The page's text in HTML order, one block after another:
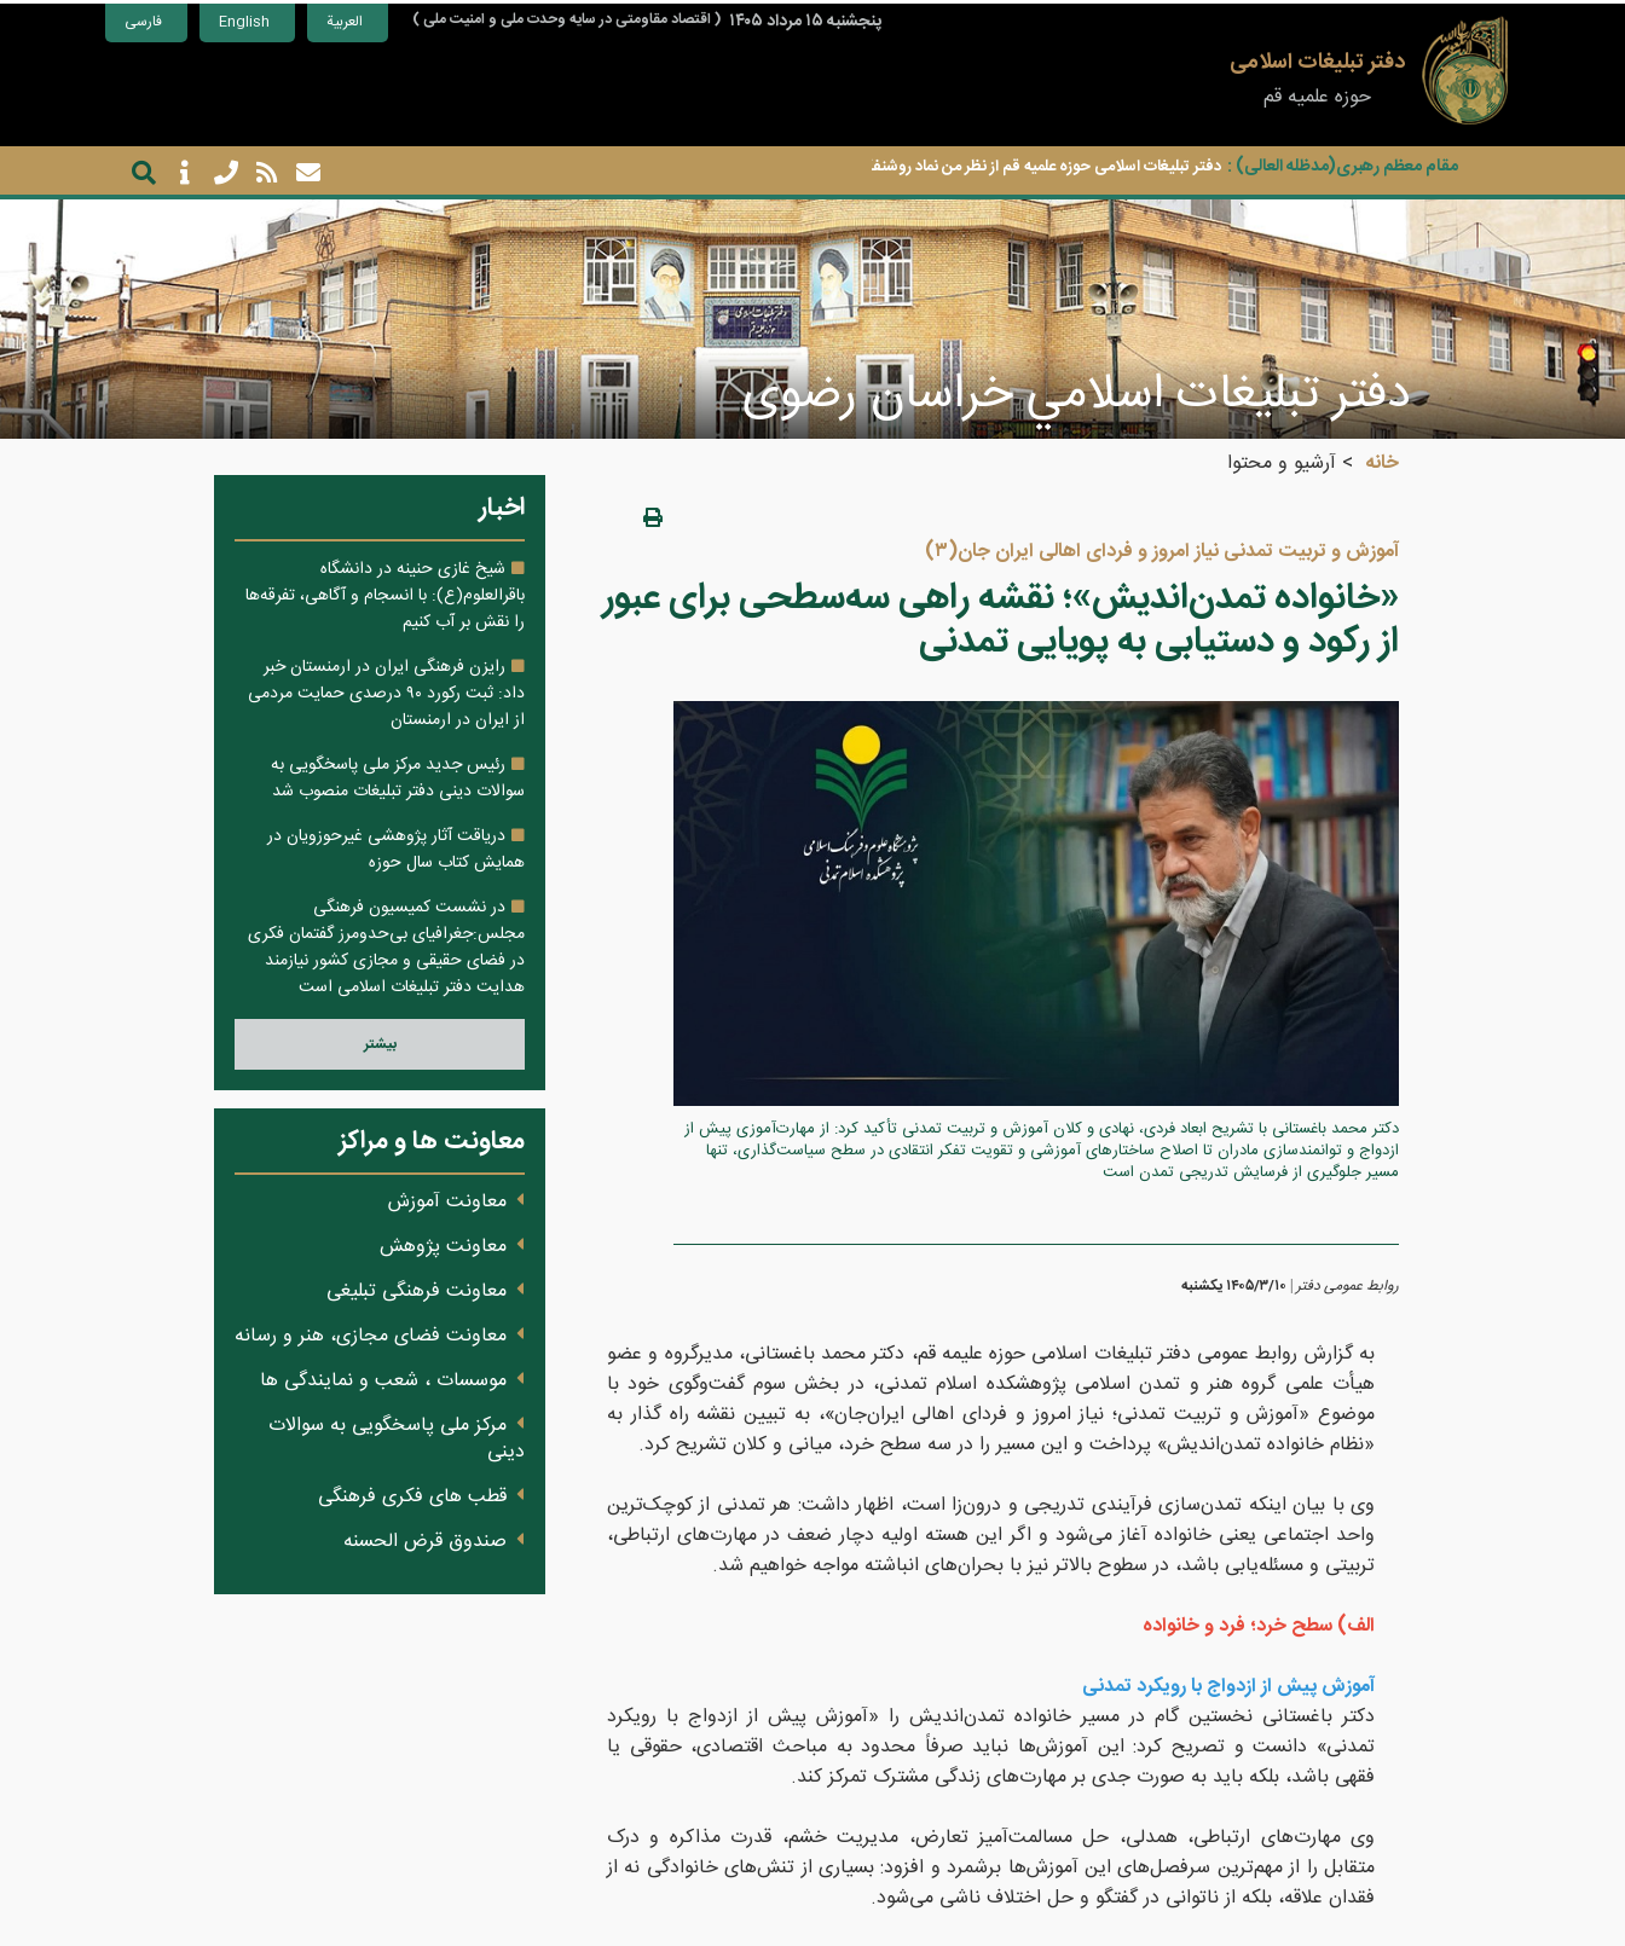
فارسی English العربية پنجشنبه ۱۵ مرداد ۱۴۰۵ ( اقتصاد مقاومتی در سایه وحدت ملی و امنیت ملی )
دفتر تبلیغات اسلامی
حوزه علمیه قم
مقام معظم رهبری(مدظله العالی) : دفتر تبلیغات اسلامی حوزه علمیه قم از نظر من نماد روشنفکری حوزه است.
دفتر تبليغات اسلامي خراسان رضوی
خانه آرشیو و محتوا
آموزش و تربیت تمدنی نیاز امروز و فردای اهالی ایران جان(۳)
«خانواده تمدن‌اندیش»؛ نقشه راهی سه‌سطحی برای عبور
از رکود و دستیابی به پویایی تمدنی
دکتر محمد باغستانی با تشریح ابعاد فردی، نهادی و کلان آموزش و تربیت تمدنی تأکید کرد: از مهارت‌آموزی پیش از
ازدواج و توانمندسازی مادران تا اصلاح ساختارهای آموزشی و تقویت تفکر انتقادی در سطح سیاست‌گذاری، تنها
مسیر جلوگیری از فرسایش تدریجی تمدن است
روابط عمومی دفتر ۱۴۰۵/۳/۱۰ يكشنبه
به گزارش روابط عمومی دفتر تبلیغات اسلامی حوزه علیمه قم، دکتر محمد باغستانی، مدیرگروه و عضو
هیأت علمی گروه هنر و تمدن اسلامی پژوهشکده اسلام تمدنی، در بخش سوم گفت‌وگوی خود با
موضوع «آموزش و تربیت تمدنی؛ نیاز امروز و فردای اهالی ایران‌جان»، به تبیین نقشه راه گذار به
«نظام خانواده تمدن‌اندیش» پرداخت و این مسیر را در سه سطح خرد، میانی و کلان تشریح کرد.
وی با بیان اینکه تمدن‌سازی فرآیندی تدریجی و درون‌زا است، اظهار داشت: هر تمدنی از کوچک‌ترین
واحد اجتماعی یعنی خانواده آغاز می‌شود و اگر این هسته اولیه دچار ضعف در مهارت‌های ارتباطی،
تربیتی و مسئله‌یابی باشد، در سطوح بالاتر نیز با بحران‌های انباشته مواجه خواهیم شد.
الف) سطح خرد؛ فرد و خانواده
آموزش پیش از ازدواج با رویکرد تمدنی
دکتر باغستانی نخستین گام در مسیر خانواده تمدن‌اندیش را «آموزش پیش از ازدواج با رویکرد
تمدنی» دانست و تصریح کرد: این آموزش‌ها نباید صرفاً محدود به مباحث اقتصادی، حقوقی یا
فقهی باشد، بلکه باید به صورت جدی بر مهارت‌های زندگی مشترک تمرکز کند.
وی مهارت‌های ارتباطی، همدلی، حل مسالمت‌آمیز تعارض، مدیریت خشم، قدرت مذاکره و درک
متقابل را از مهم‌ترین سرفصل‌های این آموزش‌ها برشمرد و افزود: بسیاری از تنش‌های خانوادگی نه از
فقدان علاقه، بلکه از ناتوانی در گفتگو و حل اختلاف ناشی می‌شود.
اخبار
شیخ غازی حنینه در دانشگاه
باقرالعلوم(ع): با انسجام و آگاهی، تفرقه‌ها
را نقش بر آب کنیم
رایزن فرهنگی ایران در ارمنستان خبر
داد: ثبت رکورد ۹۰ درصدی حمایت مردمی
از ایران در ارمنستان
رئیس جدید مرکز ملی پاسخگویی به
سوالات دینی دفتر تبلیغات منصوب شد
دریاقت آثار پژوهشی غیرحوزویان در
همایش کتاب سال حوزه
در نشست کمیسیون فرهنگی
مجلس:جغرافیای بی‌حدومرز گفتمان فکری
در فضای حقیقی و مجازی کشور نیازمند
هدایت دفتر تبلیغات اسلامی است
بيشتر
معاونت ها و مراکز
معاونت آموزش
معاونت پژوهش
معاونت فرهنگی تبلیغی
معاونت فضای مجازی، هنر و رسانه
موسسات ، شعب و نمایندگی ها
مرکز ملی پاسخگویی به سوالات
دینی
قطب های فکری فرهنگی
صندوق قرض الحسنه